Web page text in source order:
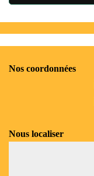
Nos coordonnées
Nous localiser